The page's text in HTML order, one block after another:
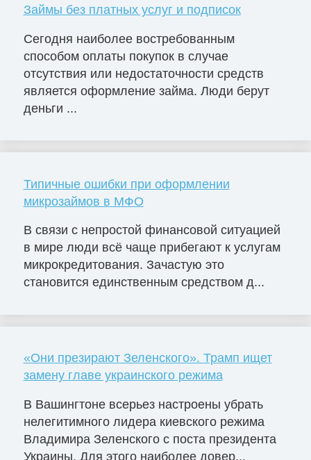
Займы без платных услуг и подписок
Сегодня наиболее востребованным
способом оплаты покупок в случае
отсутствия или недостаточности средств
является оформление займа. Люди берут
деньги ...
Типичные ошибки при оформлении
микрозаймов в МФО
В связи с непростой финансовой ситуацией
в мире люди всё чаще прибегают к услугам
микрокредитования. Зачастую это
становится единственным средством д...
«Они презирают Зеленского». Трамп ищет
замену главе украинского режима
В Вашингтоне всерьез настроены убрать
нелегитимного лидера киевского режима
Владимира Зеленского с поста президента
Украины. Для этого наиболее довер...